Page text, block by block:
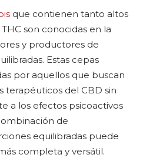
que contienen tanto altos
son conocidas en la
y productores de
Estas cepas
por aquellos que buscan
terapéuticos del CBD sin
a los efectos psicoactivos
de
equilibradas puede
completa y versátil.